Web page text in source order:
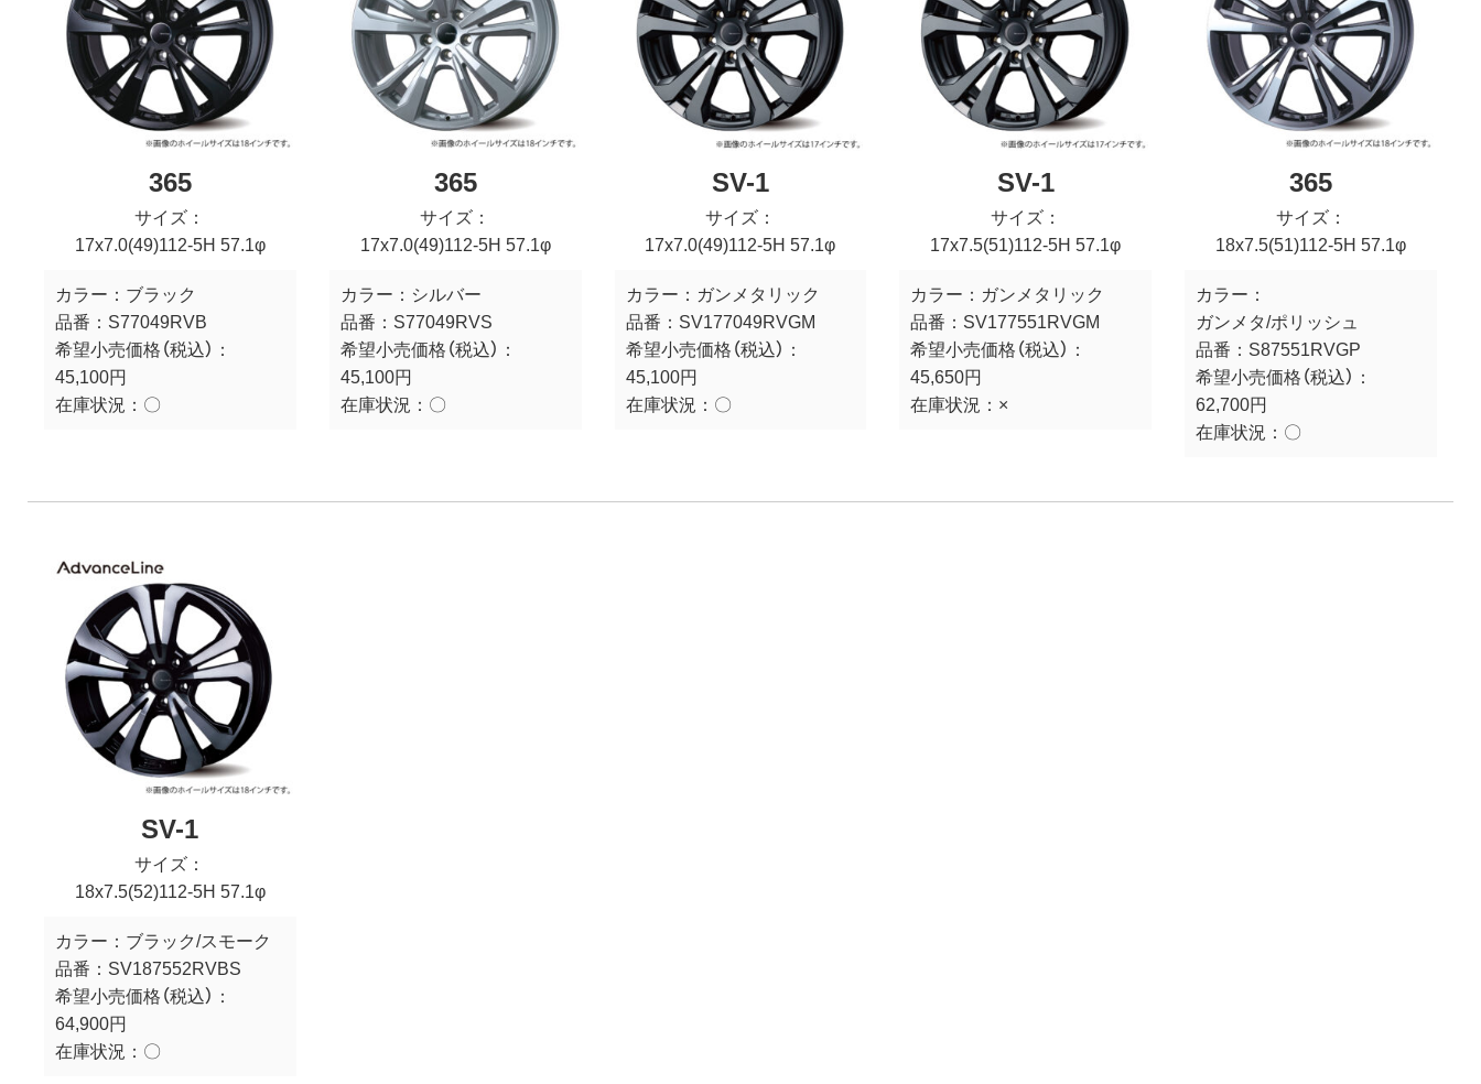
365
サイズ：
17x7.0(49)112-5H 57.1φ
カラー： ブラック
品番： S77049RVB
希望小売価格（税込）：
45,100円
在庫状況： 〇
365
サイズ：
17x7.0(49)112-5H 57.1φ
カラー： シルバー
品番： S77049RVS
希望小売価格（税込）：
45,100円
在庫状況： 〇
SV-1
サイズ：
17x7.0(49)112-5H 57.1φ
カラー： ガンメタリック
品番： SV177049RVGM
希望小売価格（税込）：
45,100円
在庫状況： 〇
SV-1
サイズ：
17x7.5(51)112-5H 57.1φ
カラー： ガンメタリック
品番： SV177551RVGM
希望小売価格（税込）：
45,650円
在庫状況： ×
365
サイズ：
18x7.5(51)112-5H 57.1φ
カラー：
ガンメタ/ポリッシュ
品番： S87551RVGP
希望小売価格（税込）：
62,700円
在庫状況： 〇
SV-1
サイズ：
18x7.5(52)112-5H 57.1φ
カラー： ブラック/スモーク
品番： SV187552RVBS
希望小売価格（税込）：
64,900円
在庫状況： 〇